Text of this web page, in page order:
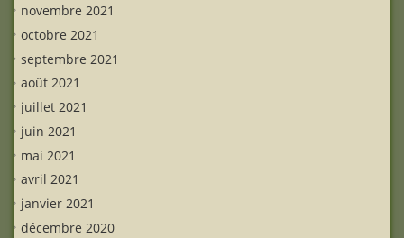
novembre 2021
octobre 2021
septembre 2021
août 2021
juillet 2021
juin 2021
mai 2021
avril 2021
janvier 2021
décembre 2020